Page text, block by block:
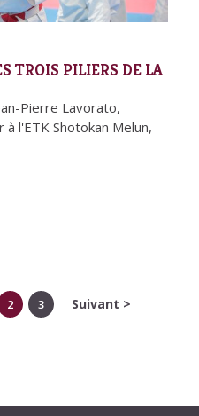
TROIS PILIERS DE LA
Pierre Lavorato,
l'ETK Shotokan Melun,
2 3 Suivant >